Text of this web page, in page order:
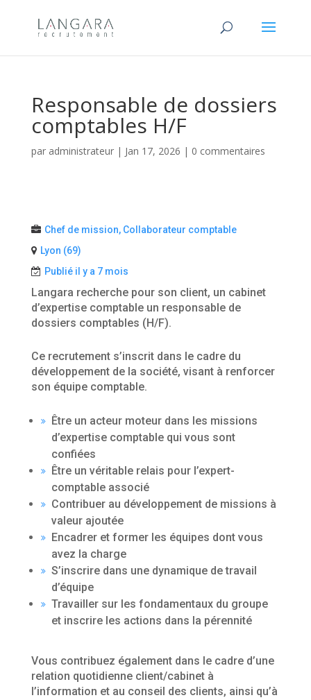
Responsable de dossiers
comptables H/F
par administrateur| Jan 17, 2026 | 0 commentaires
Chef de mission, Collaborateur comptable
Lyon (69)
Publié il y a 7 mois
Langara recherche pour son client, un cabinet
d’expertise comptable un responsable de
dossiers comptables (H/F).
Ce recrutement s’inscrit dans le cadre du
développement de la société, visant à renforcer
son équipe comptable.
Être un acteur moteur dans les missions
d’expertise comptable qui vous sont
confiées
Être un véritable relais pour l’expert-
comptable associé
Contribuer au développement de missions à
valeur ajoutée
Encadrer et former les équipes dont vous
avez la charge
S’inscrire dans une dynamique de travail
d’équipe
Travailler sur les fondamentaux du groupe
et inscrire les actions dans la pérennité
Vous contribuez également dans le cadre d’une
relation quotidienne client/cabinet à
l’information et au conseil des clients, ainsi qu’à